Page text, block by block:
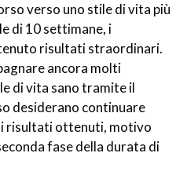
verso uno stile di vita più
di 10 settimane, i
risultati straordinari.
ancora molti
di vita sano tramite il
desiderano continuare
i risultati ottenuti, motivo
fase della durata di